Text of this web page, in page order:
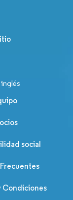
social
Condiciones